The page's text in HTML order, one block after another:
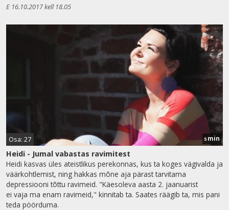
E 16.10.2017 kell 18.05
Osa: 27 5min
Heidi - Jumal vabastas ravimitest
Heidi kasvas üles ateistlikus perekonnas, kus ta koges vägivalda ja
väärkohtlemist, ning hakkas mõne aja pärast tarvitama
depressiooni tõttu ravimeid. "Käesoleva aasta 2. jaanuarist
ei vaja ma enam ravimeid," kinnitab ta. Saates räägib ta, mis pani
teda pöörduma.